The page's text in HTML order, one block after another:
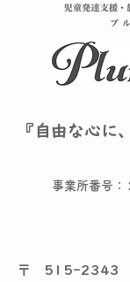
『自由な心に
事業所番号：
〒
515-2343